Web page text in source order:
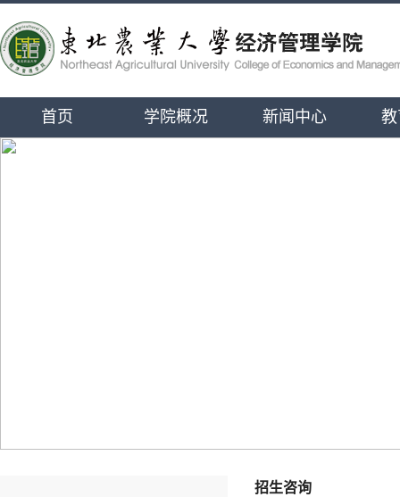
首页 学院概况 新闻中心
招生咨询